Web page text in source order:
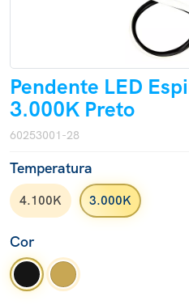
Pendente LED
3.000K Preto
60253001-28
Temperatura
4.100K 3.000K
Cor